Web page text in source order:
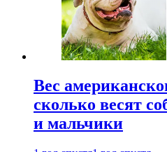
Вес
сколько весят
и мальчики